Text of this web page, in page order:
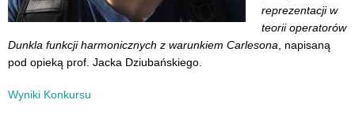
reprezentacji w
teorii operatorów
Dunkla funkcji harmonicznych z warunkiem Carlesona , napisaną
pod opieką prof. Jacka Dziubańskiego.
Wyniki Konkursu